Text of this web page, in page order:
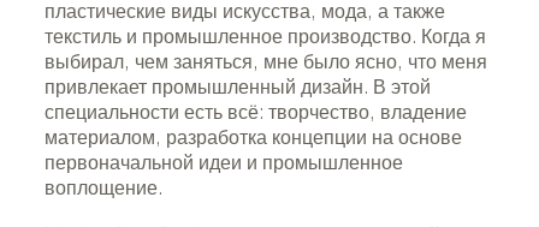
пластические виды искусства, мода, а также
текстиль и промышленное производство. Когда я
выбирал, чем заняться, мне было ясно, что меня
привлекает промышленный дизайн. В этой
специальности есть всё: творчество, владение
материалом, разработка концепции на основе
первоначальной идеи и промышленное
воплощение.